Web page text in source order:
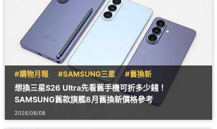
#購物月報 #SAMSUNG三星 #舊換新
想換三星S26 Ultra先看舊手機可折多少錢！
SAMSUNG舊款旗艦8月舊換新價格參考
2026/08/08